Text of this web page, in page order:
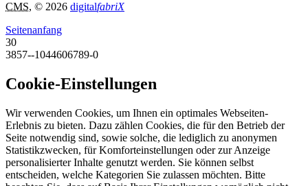
CMS, © 2026 digitalfabriX
Seitenanfang
30
3857--1044606789-0
Cookie-Einstellungen
Wir verwenden Cookies, um Ihnen ein optimales Webseiten-
Erlebnis zu bieten. Dazu zählen Cookies, die für den Betrieb der
Seite notwendig sind, sowie solche, die lediglich zu anonymen
Statistikzwecken, für Komforteinstellungen oder zur Anzeige
personalisierter Inhalte genutzt werden. Sie können selbst
entscheiden, welche Kategorien Sie zulassen möchten. Bitte